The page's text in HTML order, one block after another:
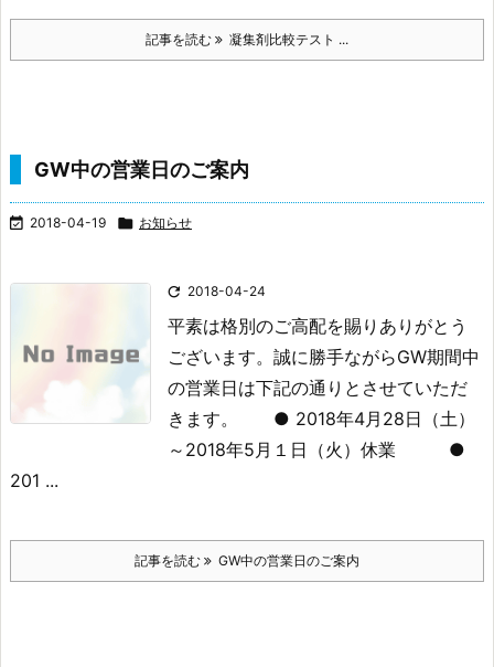
記事を読む 凝集剤比較テスト ...
GW中の営業日のご案内
 2018-04-19  お知らせ
 2018-04-24
平素は格別のご高配を賜りありがとう
ございます。 誠に勝手ながらGW期間中
の営業日は下記の通りとさせていただ
きます。
● 2018年4月28日（土）
～2018年5月１日（火）休業
●
201 ...
記事を読む GW中の営業日のご案内